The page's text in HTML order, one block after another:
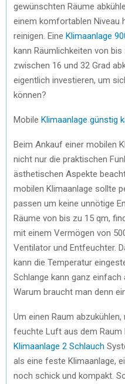
gewünschten Räume
einem komfortablen Niveau
reinigen. Eine Klimaanlage
kann Räumlichkeiten von
zwischen 16 und 32 Grad
eigentlich investieren, um
können?
Mobile Klimaanlage günstig
Beim Ankauf einer mobilen
nicht nur die praktischen
ästhetischen Aspekte
mobilen Klimaanlage sollte
passen um keine unnötige
Räume von bis zu 15 qm,
mit einem Vermögen von
Ventilator und Entfeuchter.
kann die Temperatur
Schlange kann ganz einfach
Warum braucht man denn
Um einen Raum
feuchte Luft aus dem Raum
Klimaanlage 2 Schlauch
als eine feste Klimaanlage,
noch schick und kompakt.